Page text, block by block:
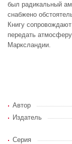
был радикальный
снабжено
Книгу
передать
Марксландии.
Автор
Издатель
Серия